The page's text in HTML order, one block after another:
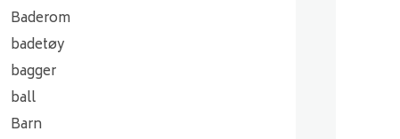
Baderom
badetøy
bagger
ball
Barn